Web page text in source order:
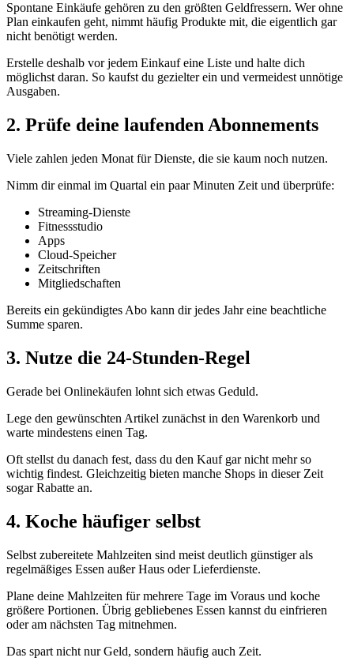
Spontane Einkäufe gehören zu den größten Geldfressern. Wer ohne
Plan einkaufen geht, nimmt häufig Produkte mit, die eigentlich gar
nicht benötigt werden.
Erstelle deshalb vor jedem Einkauf eine Liste und halte dich
möglichst daran. So kaufst du gezielter ein und vermeidest unnötige
Ausgaben.
2. Prüfe deine laufenden Abonnements
Viele zahlen jeden Monat für Dienste, die sie kaum noch nutzen.
Nimm dir einmal im Quartal ein paar Minuten Zeit und überprüfe:
Streaming-Dienste
Fitnessstudio
Apps
Cloud-Speicher
Zeitschriften
Mitgliedschaften
Bereits ein gekündigtes Abo kann dir jedes Jahr eine beachtliche
Summe sparen.
3. Nutze die 24-Stunden-Regel
Gerade bei Onlinekäufen lohnt sich etwas Geduld.
Lege den gewünschten Artikel zunächst in den Warenkorb und
warte mindestens einen Tag.
Oft stellst du danach fest, dass du den Kauf gar nicht mehr so
wichtig findest. Gleichzeitig bieten manche Shops in dieser Zeit
sogar Rabatte an.
4. Koche häufiger selbst
Selbst zubereitete Mahlzeiten sind meist deutlich günstiger als
regelmäßiges Essen außer Haus oder Lieferdienste.
Plane deine Mahlzeiten für mehrere Tage im Voraus und koche
größere Portionen. Übrig gebliebenes Essen kannst du einfrieren
oder am nächsten Tag mitnehmen.
Das spart nicht nur Geld, sondern häufig auch Zeit.